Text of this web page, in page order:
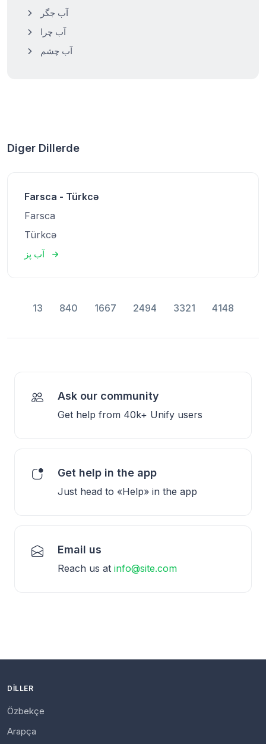
آب جگر
آب چرا
آب چشم
Diger Dillerde
Farsca - Türkcə
Farsca
Türkcə
آب پز
13 840 1667 2494 3321 4148
Ask our community
Get help from 40k+ Unify users
Get help in the app
Just head to «Help» in the app
Email us
Reach us at info@site.com
DILLER
Özbekçe
Arapça